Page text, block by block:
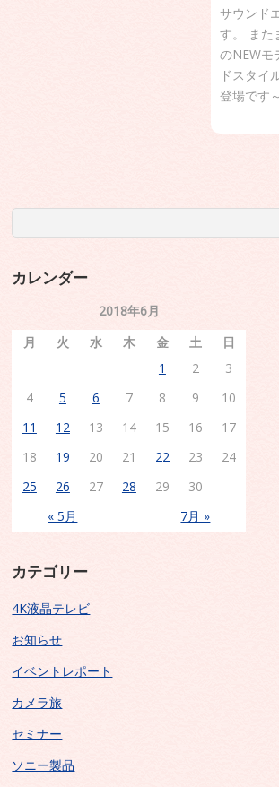
サウンド
す。 また
のNEWモ
ドスタイ
登場です
カレンダー
2018年6月
月
火 水 木 金 土 日
« 5月 7月 »
1 2
3
4
5 6 7 8 9
10
11
12 13 14 15 16
17
18
19 20 21 22 23
24
25
26 27 28 29 30
カテゴリー
4K液晶テレビ
お知らせ
イベントレポート
カメラ旅
セミナー
ソニー製品